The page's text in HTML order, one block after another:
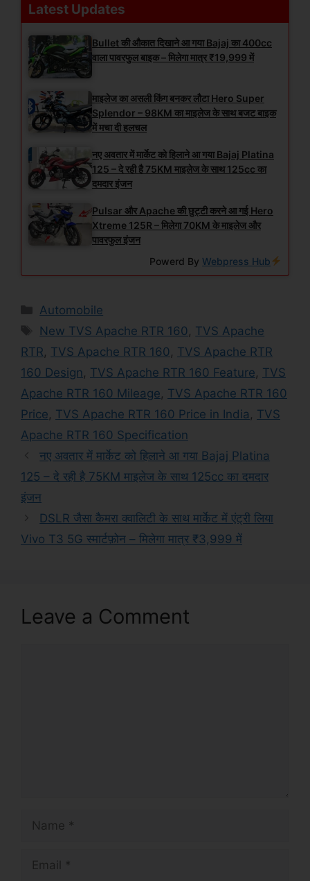
Latest Updates
Bullet की औकात दिखाने आ गया Bajaj का 400cc
वाला पावरफुल बाइक – मिलेगा मात्र ₹19,999 में
माइलेज का असली किंग बनकर लौटा Hero Super
Splendor – 98KM का माइलेज के साथ बजट बाइक
में मचा दी हलचल
नए अवतार में मार्केट को हिलाने आ गया Bajaj Platina
125 – दे रही है 75KM माइलेज के साथ 125cc का
दमदार इंजन
Pulsar और Apache की छुट्टी करने आ गई Hero
Xtreme 125R – मिलेगा 70KM के माइलेज और
पावरफुल इंजन
Powerd ByWebpress Hub
Categories
Automobile
Tags
New TVS Apache RTR 160 TVS Apache
RTR TVS Apache RTR 160 TVS Apache RTR
160 Design TVS Apache RTR 160 Feature TVS
Apache RTR 160 Mileage TVS Apache RTR 160
Price TVS Apache RTR 160 Price in India
TVS
Apache RTR 160 Specification
नए अवतार में मार्केट को हिलाने आ गया Bajaj Platina
125 – दे रही है 75KM माइलेज के साथ 125cc का दमदार
इंजन
DSLR जैसा कैमरा क्वालिटी के साथ मार्केट में एंट्री लिया
Vivo T3 5G स्मार्टफ़ोन – मिलेगा मात्र ₹3,999 में
Leave a Comment